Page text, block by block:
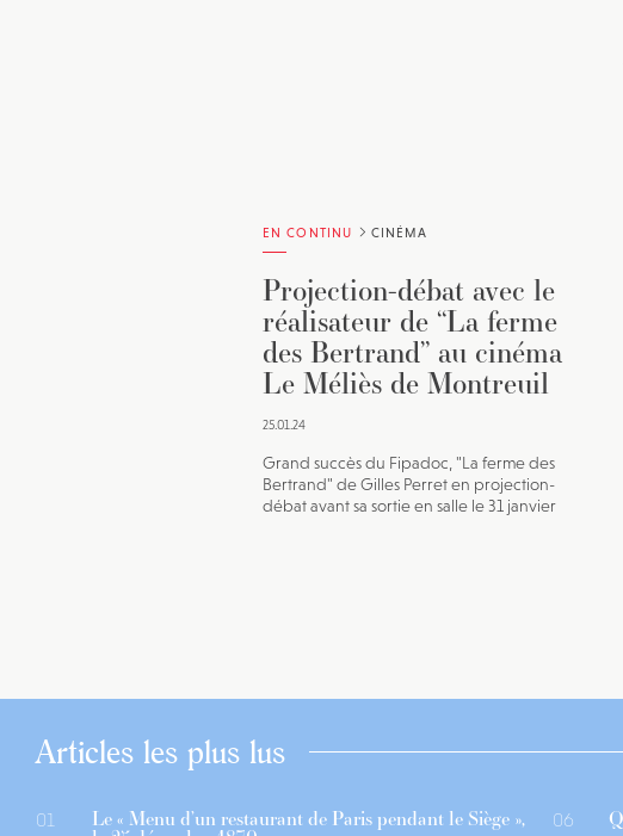
EN CONTINU CINÉMA
Projection-débat avec le
réalisateur de “La ferme
des Bertrand” au cinéma
Le Méliès de Montreuil
25.01.24
Grand succès du Fipadoc, "La ferme des
Bertrand" de Gilles Perret en projection-
débat avant sa sortie en salle le 31 janvier
Articles les plus lus
01 Le « Menu d’un restaurant de Paris pendant le Siège », 06